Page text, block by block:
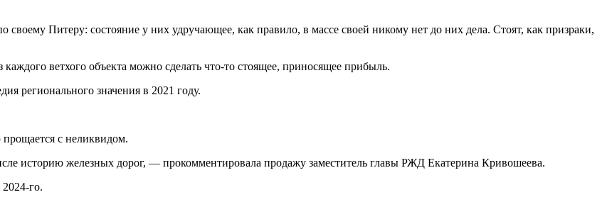
Питеру: состояние у них удручающее, как правило, в массе своей никому нет до них дела. Стоят, как призраки,
ветхого объекта можно сделать что-то стоящее, приносящее прибыль.
регионального значения в 2021 году.
с неликвидом.
историю железных дорог, — прокомментировала продажу заместитель главы РЖД Екатерина Кривошеева.
го.